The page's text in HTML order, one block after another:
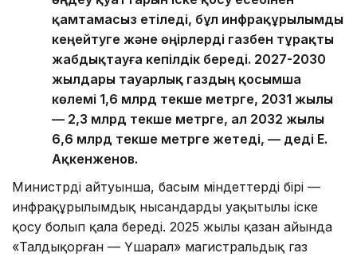
қамтамасыз етіледі, бұл инфрақұрылымды
кеңейтуге және өңірлерді газбен тұрақты
жабдықтауға кепілдік береді. 2027-2030
жылдары тауарлық газдың қосымша
көлемі 1,6 млрд текше метрге, 2031 жылы
— 2,3 млрд текше метрге, ал 2032 жылы
6,6 млрд текше метрге жетеді, — деді Е.
Ақкенженов.
Министрдің айтуынша, басым міндеттердің бірі —
инфрақұрылымдық нысандарды уақытылы іске
қосу болып қала береді. 2025 жылы қазан айында
«Талдықорған — Үшарал» магистральдық газ